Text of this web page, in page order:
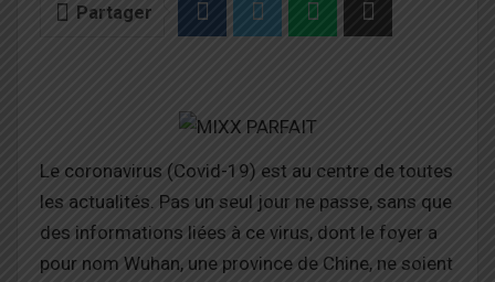
Partager
Le coronavirus (Covid-19) est au centre de toutes
les actualités. Pas un seul jour ne passe, sans que
des informations liées à ce virus, dont le foyer a
pour nom Wuhan, une province de Chine, ne soient